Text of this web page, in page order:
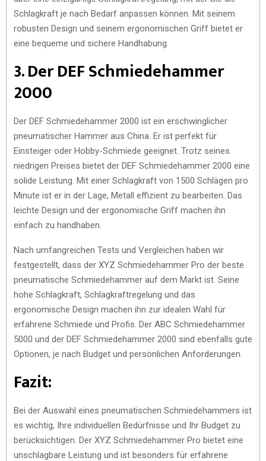
Schlagkraft je nach Bedarf anpassen können. Mit seinem
robusten Design und seinem ergonomischen Griff bietet er
eine bequeme und sichere Handhabung.
3. Der DEF Schmiedehammer
2000
Der DEF Schmiedehammer 2000 ist ein erschwinglicher
pneumatischer Hammer aus China. Er ist perfekt für
Einsteiger oder Hobby-Schmiede geeignet. Trotz seines
niedrigen Preises bietet der DEF Schmiedehammer 2000 eine
solide Leistung. Mit einer Schlagkraft von 1500 Schlägen pro
Minute ist er in der Lage, Metall effizient zu bearbeiten. Das
leichte Design und der ergonomische Griff machen ihn
einfach zu handhaben.
Nach umfangreichen Tests und Vergleichen haben wir
festgestellt, dass der XYZ Schmiedehammer Pro der beste
pneumatische Schmiedehammer auf dem Markt ist. Seine
hohe Schlagkraft, Schlagkraftregelung und das
ergonomische Design machen ihn zur idealen Wahl für
erfahrene Schmiede und Profis. Der ABC Schmiedehammer
5000 und der DEF Schmiedehammer 2000 sind ebenfalls gute
Optionen, je nach Budget und persönlichen Anforderungen.
Fazit:
Bei der Auswahl eines pneumatischen Schmiedehammers ist
es wichtig, Ihre individuellen Bedürfnisse und Ihr Budget zu
berücksichtigen. Der XYZ Schmiedehammer Pro bietet eine
unschlagbare Leistung und ist besonders für erfahrene